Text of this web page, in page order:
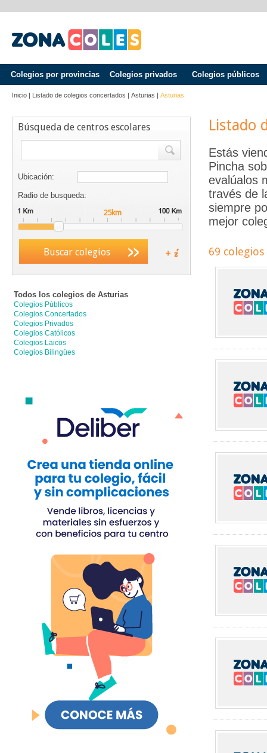
Colegios por provincias Colegios privados Colegios públicos
Inicio | Listado de colegios concertados | Asturias | Asturias
Búsqueda de centros escolares
Ubicación:
Radio de busqueda:
Buscar colegios
Todos los colegios de Asturias
Colegios Públicos
Colegios Concertados
Colegios Privados
Colegios Católicos
Colegios Laicos
Colegios Bilingües
Listado
Estás
Pincha
evalúalos
través de
siempre
mejor
69